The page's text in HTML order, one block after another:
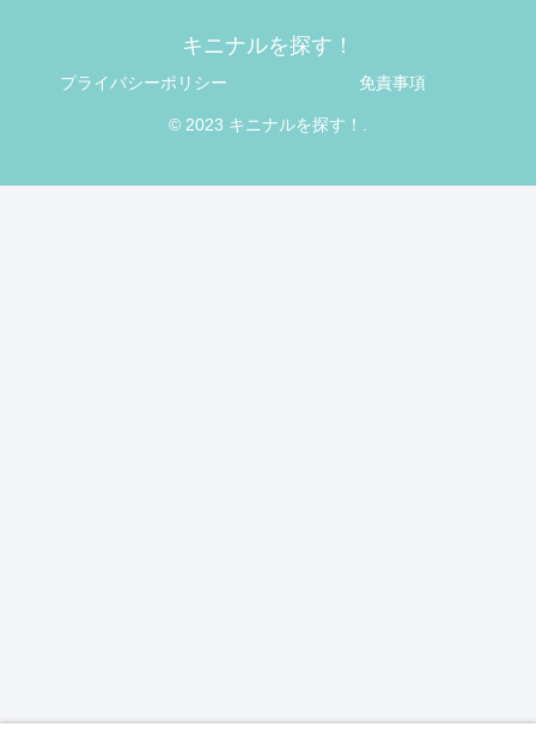
キニナルを探す！
プライバシーポリシー 免責事項
© 2023 キニナルを探す！.